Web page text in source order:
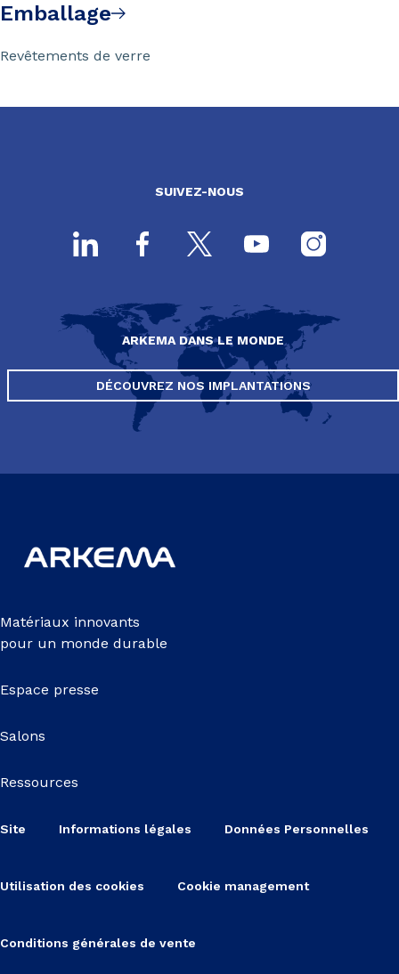
Emballage
Revêtements de verre
SUIVEZ-NOUS
ARKEMA DANS LE MONDE
DÉCOUVREZ NOS IMPLANTATIONS
Matériaux innovants
pour un monde durable
Espace presse
Salons
Ressources
Site Informations légales Données Personnelles
Utilisation des cookies Cookie management
Conditions générales de vente